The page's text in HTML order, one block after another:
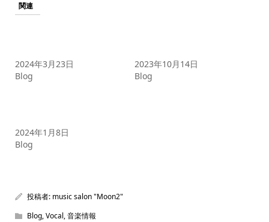
関連
2024年3月23日
Blog
2023年10月14日
Blog
2024年1月8日
Blog
投稿者: music salon "Moon2"
Blog,Vocal,音楽情報